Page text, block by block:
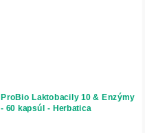
ProBio Laktobacily 10 & Enzýmy
- 60 kapsúl - Herbatica